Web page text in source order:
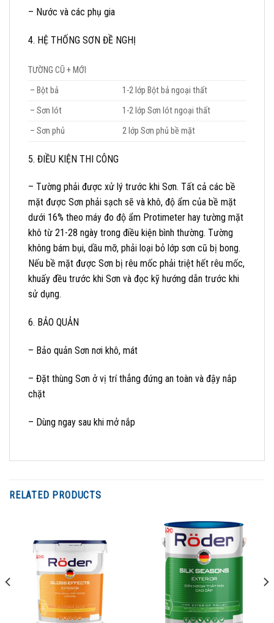
– Nước và các phụ gia
4. HỆ THỐNG SƠN ĐỀ NGHỊ
TƯỜNG CŨ + MỚI
– Bột bả
1-2 lớp Bột bả ngoại thất
– Sơn lót
1-2 lớp Sơn lót ngoại thất
– Sơn phủ
2 lớp Sơn phủ bề mặt
5. ĐIỀU KIỆN THI CÔNG
– Tường phải được xử lý trước khi Sơn. Tất cả các bề
mặt được Sơn phải sạch sẽ và khô, độ ẩm của bề mặt
dưới 16% theo máy đo độ ẩm Protimeter hay tường mặt
khô từ 21-28 ngày trong điều kiện bình thường. Tường
không bám bụi, dầu mỡ, phải loại bỏ lớp sơn cũ bị bong.
Nếu bề mặt được Sơn bị rêu mốc phải triệt hết rêu mốc,
khuấy đều trước khi Sơn và đọc kỹ hướng dẫn trước khi
sử dụng.
6. BẢO QUẢN
– Bảo quản Sơn nơi khô, mát
– Đặt thùng Sơn ở vị trí thẳng đứng an toàn và đậy nắp
chặt
– Dùng ngay sau khi mở nắp
RELATED PRODUCTS